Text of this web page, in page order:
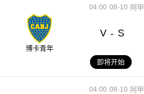
08-10
04:00 阿甲
博卡青年
V - S
即将开始
08-10
04:00 阿甲